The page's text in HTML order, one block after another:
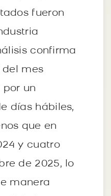
fueron
confirma
mes
un
días hábiles,
que en
y cuatro
de 2025, lo
manera